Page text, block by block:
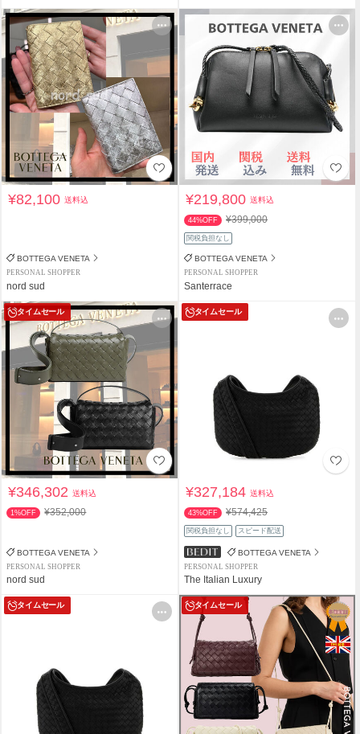
¥82,100送料込
BOTTEGA VENETA
PERSONAL SHOPPER
nord sud
¥219,800送料込
44%OFF ¥399,000
関税負担なし
BOTTEGA VENETA
PERSONAL SHOPPER
Santerrace
タイムセール
¥346,302送料込
1%OFF ¥352,000
BOTTEGA VENETA
PERSONAL SHOPPER
nord sud
タイムセール
¥327,184送料込
43%OFF ¥574,425
関税負担なし スピード配送
BOTTEGA VENETA
PERSONAL SHOPPER
The Italian Luxury
タイムセール タイムセール